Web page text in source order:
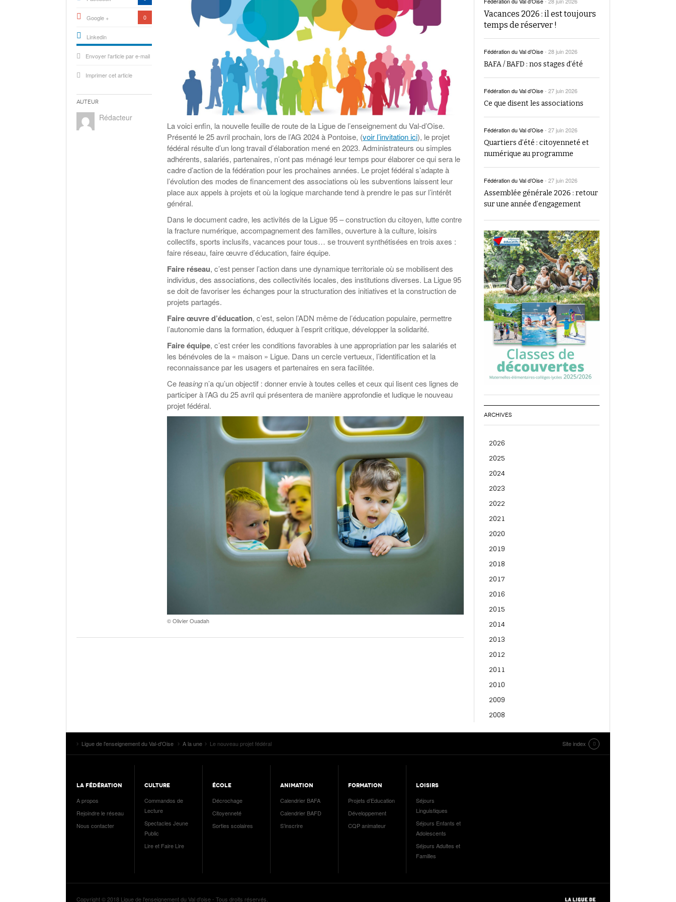
Malle pédagogique «
Parcours d’exils d’hier
et d’aujourd’hui »
La ligue 95 et
Recyclivre
Lutte contre
l’illettrisme
Education aux médias
Les veilleurs de l’info
Education verte
Formation Eco-
délégué.es
Actualité Ecole
Pour s’inscrire
La voici enfin, la nouvelle feuille de route de la Ligue de l’enseignement du Val-d’Oise.
Présenté le 25 avril prochain, lors de l’AG 2024 à Pontoise, (voir l’invitation ici), le projet
fédéral résulte d’un long travail d’élaboration mené en 2023. Administrateurs ou simples
adhérents, salariés, partenaires, n’ont pas ménagé leur temps pour élaborer ce qui sera le
cadre d’action de la fédération pour les prochaines années. Le projet fédéral s’adapte à
l’évolution des modes de financement des associations où les subventions laissent leur
place aux appels à projets et où la logique marchande tend à prendre le pas sur l’intérêt
général.
Dans le document cadre, les activités de la Ligue 95 – construction du citoyen, lutte contre
la fracture numérique, accompagnement des familles, ouverture à la culture, loisirs
collectifs, sports inclusifs, vacances pour tous… se trouvent synthétisées en trois axes :
faire réseau, faire œuvre d’éducation, faire équipe.
Faire réseau, c’est penser l’action dans une dynamique territoriale où se mobilisent des
individus, des associations, des collectivités locales, des institutions diverses. La Ligue 95
se doit de favoriser les échanges pour la structuration des initiatives et la construction de
projets partagés.
Faire œuvre d’éducation, c’est, selon l’ADN même de l’éducation populaire, permettre
l’autonomie dans la formation, éduquer à l’esprit critique, développer la solidarité.
Faire équipe, c’est créer les conditions favorables à une appropriation par les salariés et
les bénévoles de la « maison » Ligue. Dans un cercle vertueux, l’identification et la
reconnaissance par les usagers et partenaires en sera facilitée.
Ceteasing n’a qu’un objectif : donner envie à toutes celles et ceux qui lisent ces lignes de
participer à l’AG du 25 avril qui présentera de manière approfondie et ludique le nouveau
projet fédéral.
© Olivier Ouadah
Google + 0
Linkedin
icon[type=linkedin-bug]
[color=inverse]
Envoyer l'article par e-mail
Imprimer cet article
Auteur
Rédacteur
Vacances 2026 : il est toujours
temps de réserver !
Fédération du Val d’Oise- 28 juin 2026
BAFA / BAFD : nos stages d’été
Fédération du Val d’Oise- 27 juin 2026
Ce que disent les associations
Fédération du Val d’Oise- 27 juin 2026
Quartiers d’été : citoyenneté et
numérique au programme
Fédération du Val d’Oise- 27 juin 2026
Assemblée générale 2026 : retour
sur une année d’engagement
ARCHIVES
2026
2025
2024
2023
2022
2021
2020
2019
2018
2017
2016
2015
2014
2013
2012
2011
2010
2009
2008
Ligue de l'enseignement du Val-d'Oise A la une Le nouveau projet fédéral Site index
LA FÉDÉRATION
A propos
Rejoindre le réseau
Nous contacter
CULTURE
Commandos de
Lecture
Spectacles Jeune
Public
Lire et Faire Lire
ÉCOLE
Décrochage
Citoyenneté
Sorties scolaires
ANIMATION
Calendrier BAFA
Calendrier BAFD
S’inscrire
FORMATION
Projets d’Education
Développement
CQP animateur
LOISIRS
Séjours
Linguistiques
Séjours Enfants et
Adolescents
Séjours Adultes et
Familles
Copyright © 2018 Ligue de l'enseignement du Val d'oise - Tous droits réservés.